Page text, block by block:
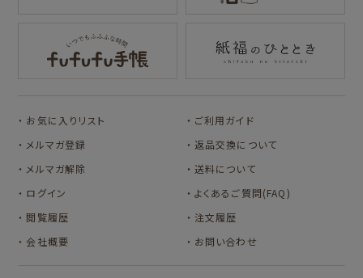
サンリオキャラクタ
ーズ
コラボ別
TEA STAND
お気に入りリスト
メルマガ登録
メルマガ解除
ログイン
ご利用ガイド
返品交換について
送料について
よくあるご質問(FAQ)
閲覧履歴
注文履歴
会社概要
お問い合わせ